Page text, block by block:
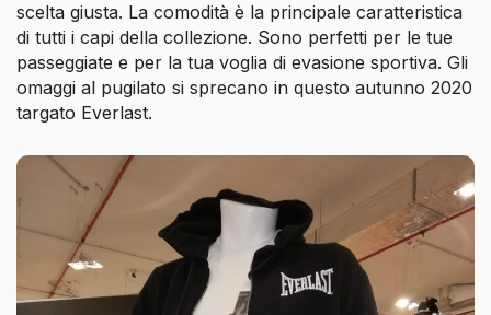
scelta giusta. La comodità è la principale caratteristica
di tutti i capi della collezione. Sono perfetti per le tue
passeggiate e per la tua voglia di evasione sportiva. Gli
omaggi al pugilato si sprecano in questo autunno 2020
targato Everlast.